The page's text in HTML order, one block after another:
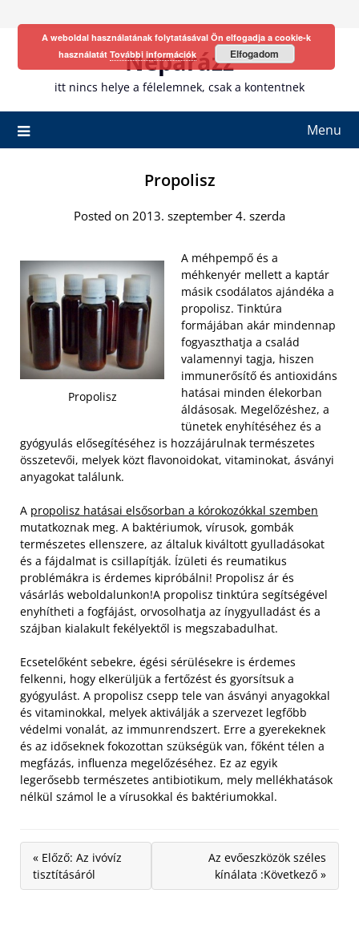
Neparázz
itt nincs helye a félelemnek, csak a kontentnek
Menu
Propolisz
Posted on 2013. szeptember 4. szerda
Propolisz
A méhpempő és a
méhkenyér mellett a kaptár
másik csodálatos ajándéka a
propolisz. Tinktúra
formájában akár mindennap
fogyaszthatja a család
valamennyi tagja, hiszen
immunerősítő és antioxidáns
hatásai minden élekorban
áldásosak. Megelőzéshez, a
tünetek enyhítéséhez és a
gyógyulás elősegítéséhez is hozzájárulnak természetes
összetevői, melyek közt flavonoidokat, vitaminokat, ásványi
anyagokat találunk.
A propolisz hatásai elsősorban a kórokozókkal szemben
mutatkoznak meg. A baktériumok, vírusok, gombák
természetes ellenszere, az általuk kiváltott gyulladásokat
és a fájdalmat is csillapítják. Ízületi és reumatikus
problémákra is érdemes kipróbálni! Propolisz ár és
vásárlás weboldalunkon!A propolisz tinktúra segítségével
enyhítheti a fogfájást, orvosolhatja az ínygyulladást és a
szájban kialakult fekélyektől is megszabadulhat.
Ecsetelőként sebekre, égési sérülésekre is érdemes
felkenni, hogy elkerüljük a fertőzést és gyorsítsuk a
gyógyulást. A propolisz csepp tele van ásványi anyagokkal
és vitaminokkal, melyek aktiválják a szervezet legfőbb
védelmi vonalát, az immunrendszert. Erre a gyerekeknek
és az időseknek fokozottan szükségük van, főként télen a
megfázás, influenza megelőzéséhez. Ez az egyik
legerősebb természetes antibiotikum, mely mellékhatások
nélkül számol le a vírusokkal és baktériumokkal.
« Előző: Az ivóvíz
tisztításáról
Az evőeszközök széles
kínálata :Következő »
A weboldal használatának folytatásával Ön elfogadja a cookie-k
használatát További információk Elfogadom